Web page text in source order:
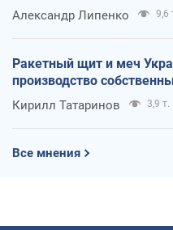
Александр Липенко 9,6
Ракетный щит и меч
производство
Кирилл Татаринов 3,9 т.
Все мнения